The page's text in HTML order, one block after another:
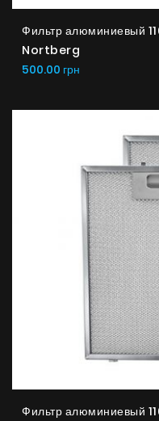
Фильтр алюминиевый
Nortberg
500.00 грн
Фильтр алюминиевый